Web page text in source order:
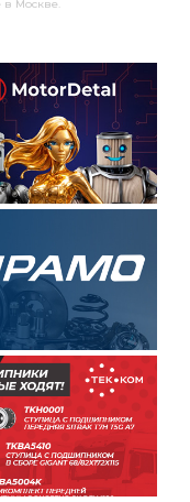
в Москве.